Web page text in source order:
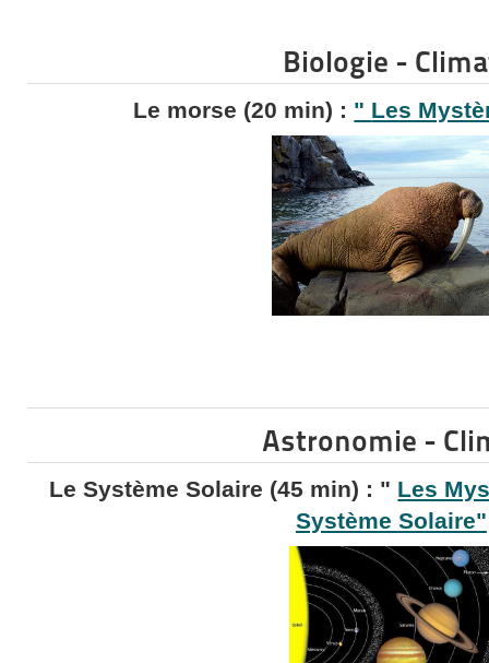
Biologie -
Le morse (20 min) : " Les
Astronomie -
Le Système Solaire (45 min) : " Les
Système Solaire"